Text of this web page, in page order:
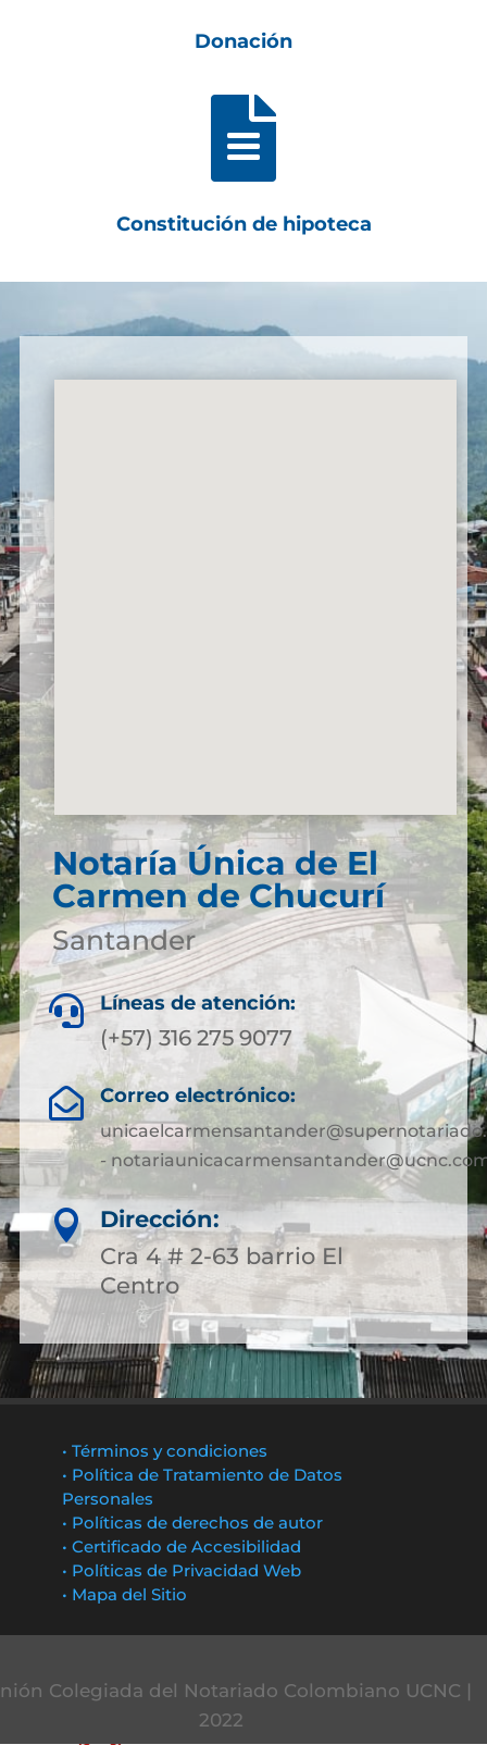
Donación

Constitución de hipoteca
Notaría Única de El
Carmen de Chucurí
Santander
 Líneas de atención:
(+57) 316 275 9077
 Correo electrónico:
-

Dirección:
Cra 4 # 2-63 barrio El
Centro
• Términos y condiciones
• Política de Tratamiento de Datos
Personales
• Políticas de derechos de autor
• Certificado de Accesibilidad
• Políticas de Privacidad Web
• Mapa del Sitio
Colegiada del Notariado Colombiano UCNC |
2022